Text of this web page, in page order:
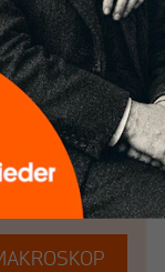
eingerichtet
und bringen
verstaubten
Luft? Dann